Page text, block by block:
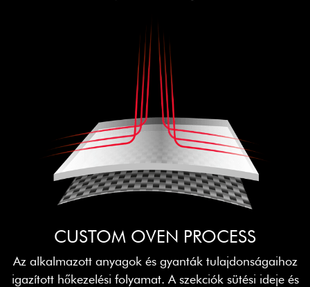
CUSTOM OVEN PROCESS
Az alkalmazott anyagok és gyanták tulajdonságaihoz
igazított hőkezelési folyamat. A szekciók sütési ideje és